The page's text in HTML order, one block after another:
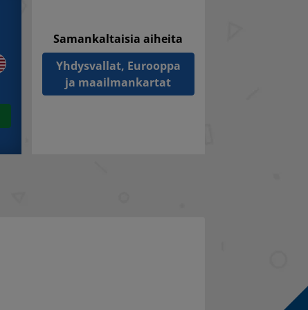
Samankaltaisia aiheita
Yhdysvallat, Eurooppa
ja maailmankartat